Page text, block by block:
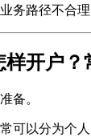
务路径不合
开户
备。
可以分为个